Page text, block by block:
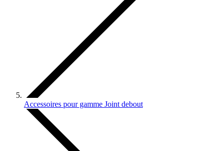
Accessoires pour gamme Joint debout